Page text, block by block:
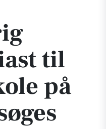
til
på